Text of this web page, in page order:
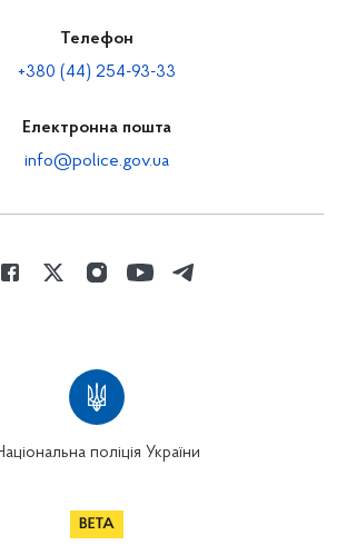
Телефон
+380 (44) 254-93-33
Електронна пошта
info@police.gov.ua
поліція України